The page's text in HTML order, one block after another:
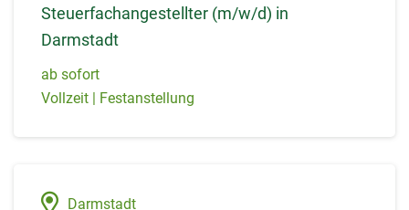
Steuerfachangestellter (m/w/d) in
Darmstadt
ab sofort
Vollzeit | Festanstellung
Darmstadt